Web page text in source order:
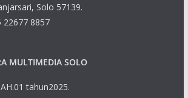
Solo 57139.
22677 8857
MULTIMEDIA SOLO
tahun2025.